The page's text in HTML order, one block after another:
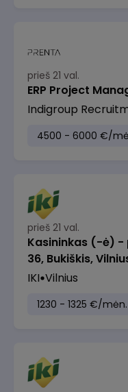
prieš 21 val.
ERP Project
Indigroup
4500 - 6000 €/
prieš 21 val.
Kasininkas (-ė) -
36, Bukiškis,
IKI Vilnius
1230 - 1325 €/mėn.